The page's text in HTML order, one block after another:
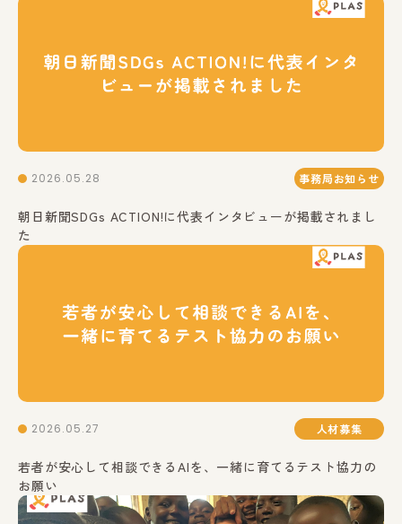
2026.05.28 事務局お知らせ
朝日新聞SDGs ACTION!に代表インタビューが掲載されまし
た
2026.05.27 人材募集
若者が安心して相談できるAIを、一緒に育てるテスト協力の
お願い